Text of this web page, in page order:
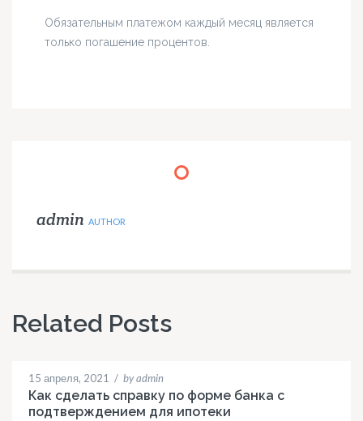
Обязательным платежом каждый месяц является
только погашение процентов.
admin AUTHOR
Related Posts
15 апреля, 2021 / by admin
Как сделать справку по форме банка с
подтверждением для ипотеки